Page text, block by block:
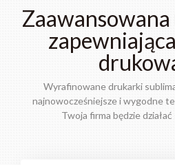
Wyrafinowane drukarki
najnowocześniejsze i wygodne
Twoja firma będzie